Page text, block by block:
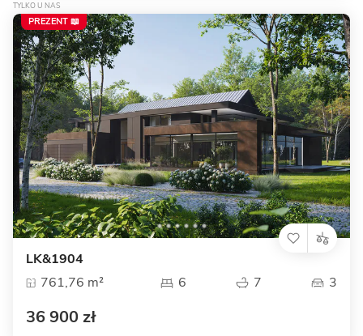
TYLKO U NAS
LK&1904
761,76 m²
6 7 3
36 900 zł
PREZENT 📖